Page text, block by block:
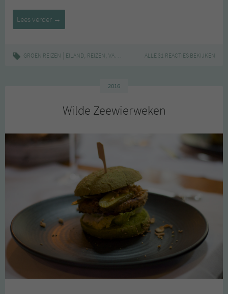
Lees verder Op
pad
Merel:
→
GROEN REIZEN EILAND, REIZEN, VAKANTIE VLIELAND, WADDEN
ALLE 31 REACTIES BEKIJKEN
2016
Wilde Zeewierweken